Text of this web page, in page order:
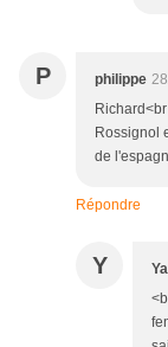
P philippe
Rossignol
de
Répondre
Y